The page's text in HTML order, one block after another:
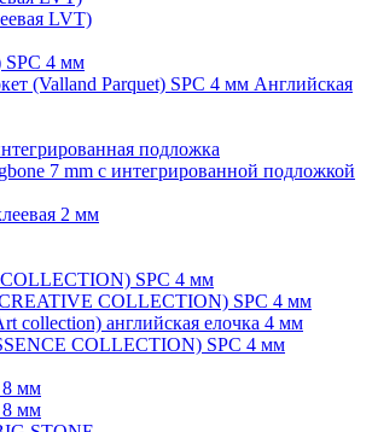
LVT)
SPC 4 мм
(Valland Parquet) SPC 4 мм Английская
подложка
7 mm с интегрированной подложкой
2 мм
SPC 4 мм
COLLECTION) SPC 4 мм
collection) английская елочка 4 мм
COLLECTION) SPC 4 мм
8 мм
8 мм